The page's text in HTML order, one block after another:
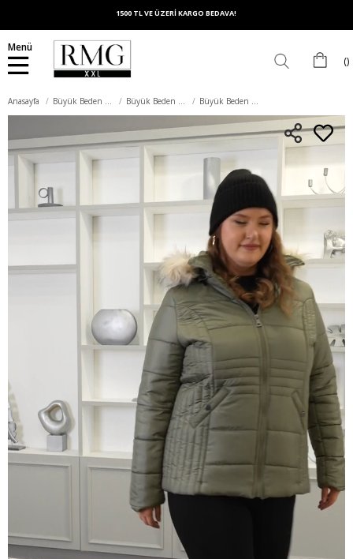
1500 TL VE ÜZERİ KARGO BEDAVA!
Menü
Anasayfa Büyük Beden Dış Giyim Büyük Beden Mont Büyük Beden Kapitone Şişme Mont Astarlı Çağla Yeşili